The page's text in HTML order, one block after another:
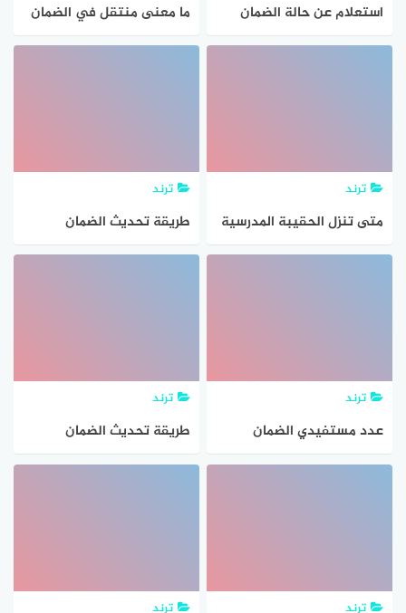
استعلام عن حالة الضمان
الاجتماعي بالسجل المدني
ما معنى منتقل في الضمان
الاجتماعي؟ وزارة الموارد
ترند
متى تنزل الحقيبة المدرسية
لمستفيدي الضمان
ترند
طريقة تحديث الضمان
الاجتماعي 1445
ترند
عدد مستفيدي الضمان
الاجتماعي في السعودية
ترند
طريقة تحديث الضمان
الاجتماعي 1442 بالخطوات
ترند ترند